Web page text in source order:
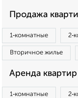
Продажа
1‑комнатные
Вторичное жилье
Аренда
1‑комнатные